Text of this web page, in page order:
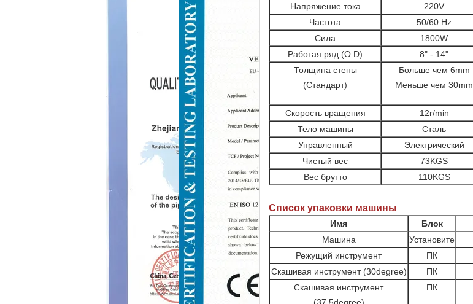
Напряжение тока
220V
Частота
50/60 Hz
Сила
1800W
Работая ряд (O.D)
8" - 14"
Толщина стены
(Стандарт)
Больше чем 6mm
Меньше чем 30mm
Скорость вращения
12r/min
Тело машины
Сталь
Управленный
Электрический
Чистый вес
73KGS
Вес брутто
110KGS
Список упаковки машины
Имя Блок
Машина
Установите
Режущий инструмент
ПК
Скашивая инструмент (30degree)
ПК
Скашивая инструмент
ПК